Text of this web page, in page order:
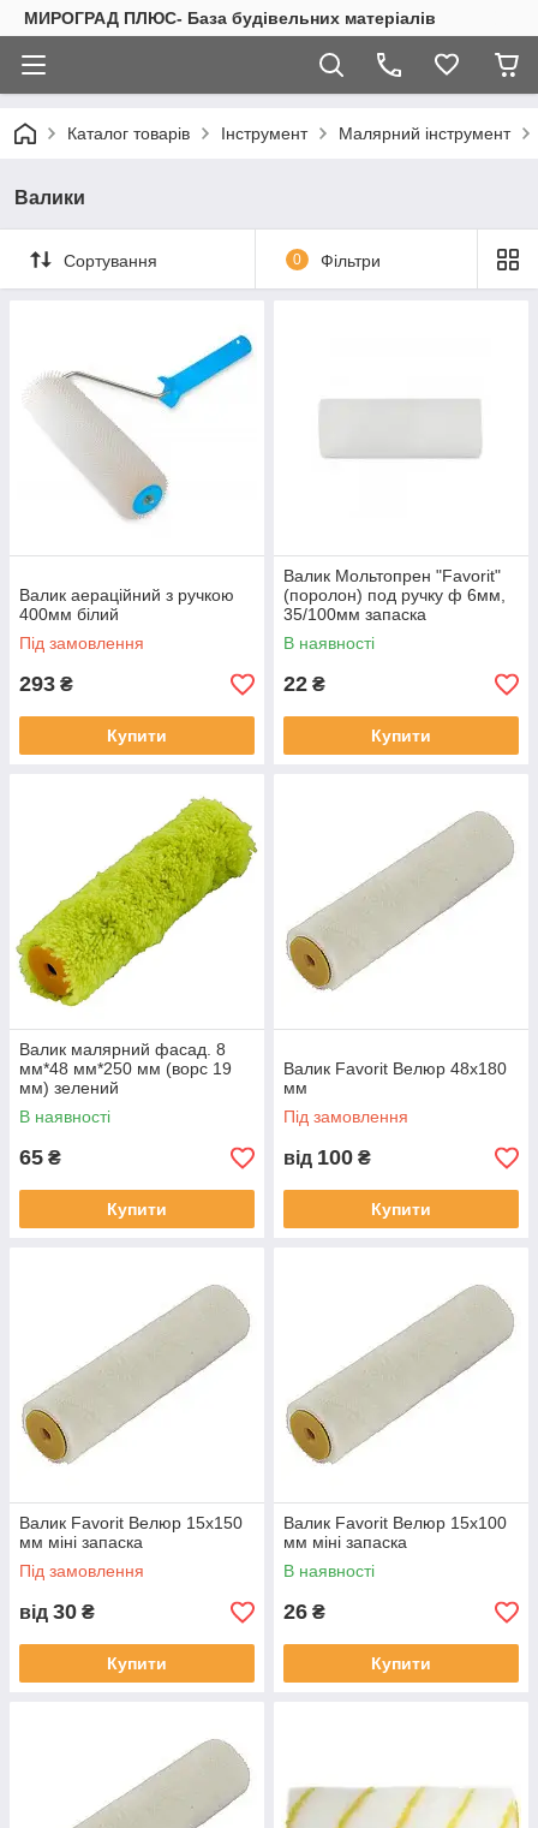
МИРОГРАД ПЛЮС- База будівельних матеріалів
Каталог товарів Інструмент Малярний інструмент
Валики
Сортування 0 Фільтри
Валик аераційний з ручкою
400мм білий
Під замовлення
293 ₴
Купити
Валик Мольтопрен "Favorit"
(поролон) под ручку ф 6мм,
35/100мм запаска
В наявності
22 ₴
Купити
Валик малярний фасад. 8
мм*48 мм*250 мм (ворс 19
мм) зелений
В наявності
65 ₴
Купити
Валик Favorit Велюр 48x180
мм
Під замовлення
від 100 ₴
Купити
Валик Favorit Велюр 15x150
мм міні запаска
Під замовлення
від 30 ₴
Купити
Валик Favorit Велюр 15x100
мм міні запаска
В наявності
26 ₴
Купити